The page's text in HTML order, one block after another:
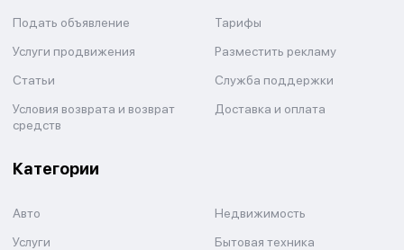
Подать объявление
Тарифы
Услуги продвижения
Разместить рекламу
Статьи
Служба поддержки
Условия возврата и возврат
средств
Доставка и оплата
Категории
Авто
Недвижимость
Услуги
Бытовая техника